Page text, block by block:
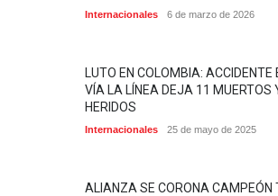
Internacionales 6 de marzo de 2026
LUTO EN COLOMBIA: ACCIDENTE
VÍA LA LÍNEA DEJA 11 MUERTOS
HERIDOS
Internacionales 25 de mayo de 2025
ALIANZA SE CORONA CAMPEÓN